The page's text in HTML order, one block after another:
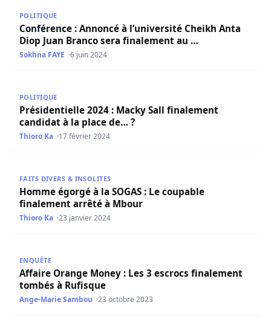
POLITIQUE
Conférence : Annoncé à l’université Cheikh Anta
Diop Juan Branco sera finalement au …
Sokhna FAYE 6 juin 2024
POLITIQUE
Présidentielle 2024 : Macky Sall finalement
candidat à la place de… ?
Thioro Ka 17 février 2024
FAITS DIVERS & INSOLITES
Homme égorgé à la SOGAS : Le coupable
finalement arrêté à Mbour
Thioro Ka 23 janvier 2024
ENQUÊTE
Affaire Orange Money : Les 3 escrocs finalement
tombés à Rufisque
Ange-Marie Sambou 23 octobre 2023